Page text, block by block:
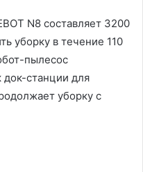
N8 составляет 3200
уборку в течение 110
пылесос
док-станции для
уборку с